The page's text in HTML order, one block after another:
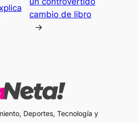
cambio de libro
→
Deportes, Tecnología y